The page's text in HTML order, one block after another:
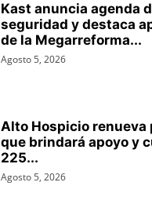
Kast anuncia agenda
seguridad y destaca
de la Megarreforma...
Agosto 5, 2026
Alto Hospicio renueva
que brindará apoyo y
225...
Agosto 5, 2026